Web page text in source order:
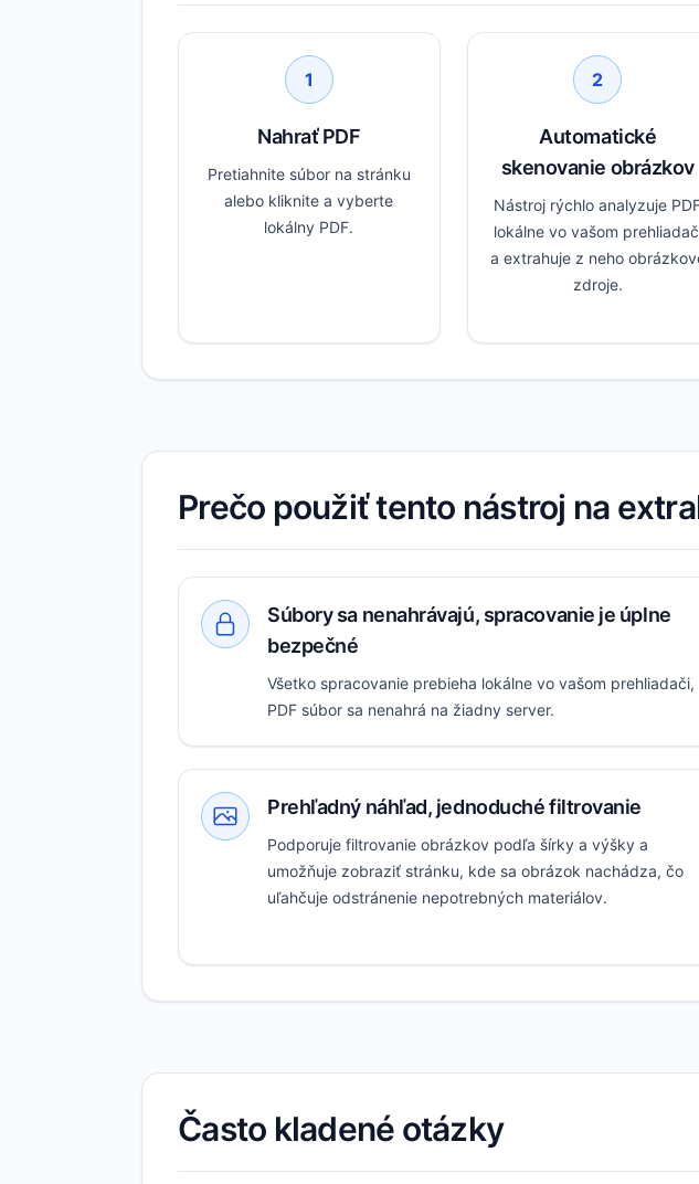
1
Nahrať PDF
Pretiahnite súbor na stránku
alebo kliknite a vyberte
lokálny PDF.
2
Automatické
skenovanie obrázkov
Nástroj rýchlo analyzuje
lokálne vo vašom
a extrahuje z neho
zdroje.
Prečo použiť tento nástroj na
Súbory sa nenahrávajú, spracovanie je úplne
bezpečné
Všetko spracovanie prebieha lokálne vo vašom prehliadači,
PDF súbor sa nenahrá na žiadny server.
Prehľadný náhľad, jednoduché filtrovanie
Podporuje filtrovanie obrázkov podľa šírky a výšky a
umožňuje zobraziť stránku, kde sa obrázok nachádza, čo
uľahčuje odstránenie nepotrebných materiálov.
Často kladené otázky